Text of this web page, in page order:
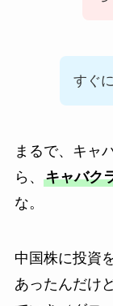
すぐ
まるで、キャ
ら、 キャバク
な。
中国株に投資
あったんだけ